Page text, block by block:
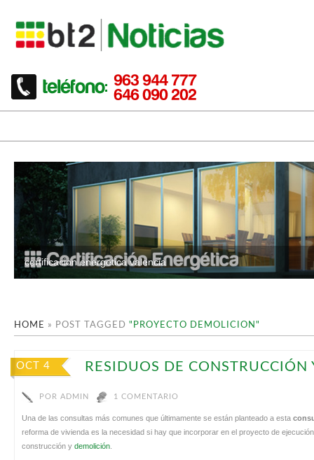
certificacion energetica valencia
HOME » POST TAGGED "PROYECTO DEMOLICION"
OCT 4 RESIDUOS DE
POR ADMIN 1 COMENTARIO
Una de las consultas más comunes que últimamente se están planteado a esta
reforma de vivienda es la necesidad si hay que incorporar en el proyecto de
construcción y demolición.